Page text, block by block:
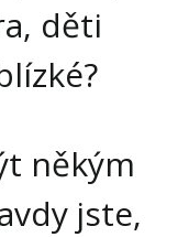
děti
někým
jste,